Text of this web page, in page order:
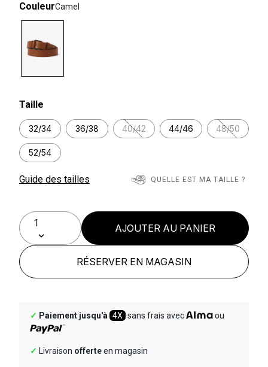
CouleurCamel
Taille
32/34 36/38 40/42 44/46 48/50
52/54
Guide des tailles QUELLE EST MA TAILLE ?
AJOUTER AU PANIER
RÉSERVER EN MAGASIN
✓ Paiement jusqu'à 4X sans frais avec ou
✓ Livraison offerteen magasin